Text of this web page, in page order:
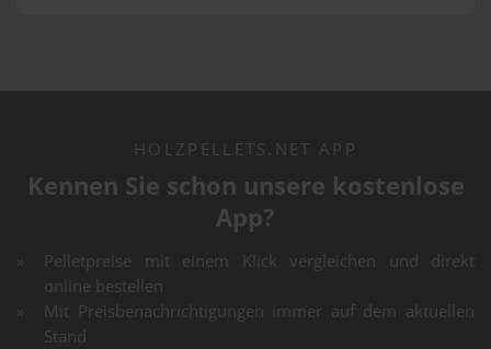
HOLZPELLETS.NET APP
Kennen Sie schon unsere kostenlose
App?
Pelletpreise mit einem Klick vergleichen und direkt
online bestellen
Mit Preisbenachrichtigungen immer auf dem aktuellen
Stand